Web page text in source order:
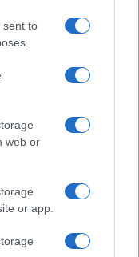
sent to
web or
or app.